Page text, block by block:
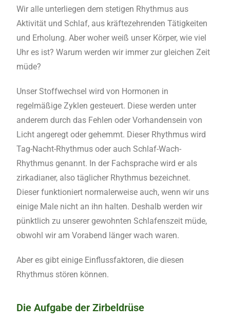
Wir alle unterliegen dem stetigen Rhythmus aus
Aktivität und Schlaf, aus kräftezehrenden Tätigkeiten
und Erholung. Aber woher weiß unser Körper, wie viel
Uhr es ist? Warum werden wir immer zur gleichen Zeit
müde?
Unser Stoffwechsel wird von Hormonen in
regelmäßige Zyklen gesteuert. Diese werden unter
anderem durch das Fehlen oder Vorhandensein von
Licht angeregt oder gehemmt. Dieser Rhythmuswird
Tag-Nacht-Rhythmus oder auch Schlaf-Wach-
Rhythmus genannt. In der Fachsprache wird er als
zirkadianer, also täglicher Rhythmus bezeichnet.
Dieser funktioniert normalerweise auch, wenn wir uns
einige Male nicht an ihn halten. Deshalb werden wir
pünktlich zu unserer gewohnten Schlafenszeit müde,
obwohl wir am Vorabend länger wach waren.
Aber es gibt einige Einflussfaktoren, die diesen
Rhythmus stören können.
Die Aufgabe der Zirbeldrüse